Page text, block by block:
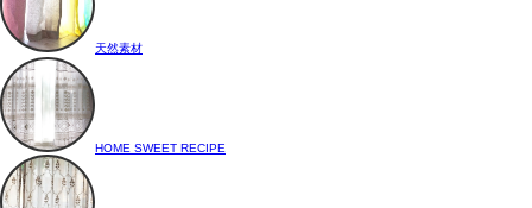
天然素材
HOME SWEET RECIPE